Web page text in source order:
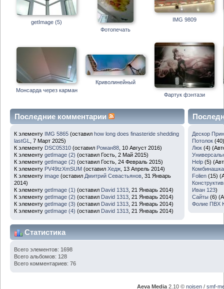
getImage (5)
Фотопечать
IMG 9809
Монсарда через карман
Криволинейный
Фартук фэнтази
Последние комментарии
К элементу IMG 5865 (оставил how long does finasteride shedding
lastGL
, 7 Март 2025)
К элементу DSC05310 (оставил Роман88 , 10 Август 2016)
К элементу getImage (2) (оставил Гость, 2 Май 2015)
К элементу getImage (2) (оставил Гость, 24 Февраль 2015)
К элементу PV49tzXmSUM (оставил Хедж , 13 Апрель 2014)
К элементу image (оставил Дмитрий Севастьянов , 31 Январь
2014)
К элементу getImage (1) (оставил David 1313 , 21 Январь 2014)
К элементу getImage (2) (оставил David 1313 , 21 Январь 2014)
К элементу getImage (3) (оставил David 1313 , 21 Январь 2014)
К элементу getImage (4) (оставил David 1313 , 21 Январь 2014)
Дескор
Потолок
Люк(4)
Help(5)
Комбинашка
Folien(15)
Иван 123)
Сайты(6)
Фолие ПВХ
Статистика
Всего элементов: 1698
Всего альбомов: 128
Всего комментариев: 76
Aeva Media 2.10 © noisen / smf-